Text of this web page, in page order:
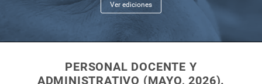
Ver ediciones
PERSONAL DOCENTE Y
ADMINISTRATIVO (MAYO, 2026).